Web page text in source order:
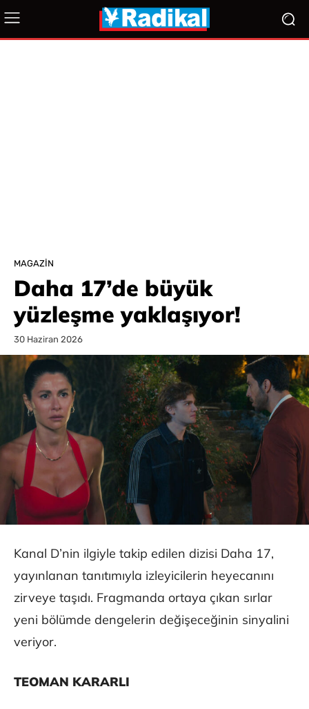
MAGAZIN
Daha 17’de büyük
yüzleşme yaklaşıyor!
30 Haziran 2026
Kanal D’nin ilgiyle takip edilen dizisi Daha 17,
yayınlanan tanıtımıyla izleyicilerin heyecanını
zirveye taşıdı. Fragmanda ortaya çıkan sırlar
yeni bölümde dengelerin değişeceğinin sinyalini
veriyor.
TEOMAN KARARLI